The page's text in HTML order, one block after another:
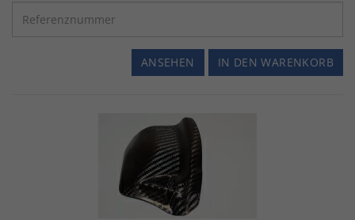
IN DEN WARENKORB
ANSEHEN